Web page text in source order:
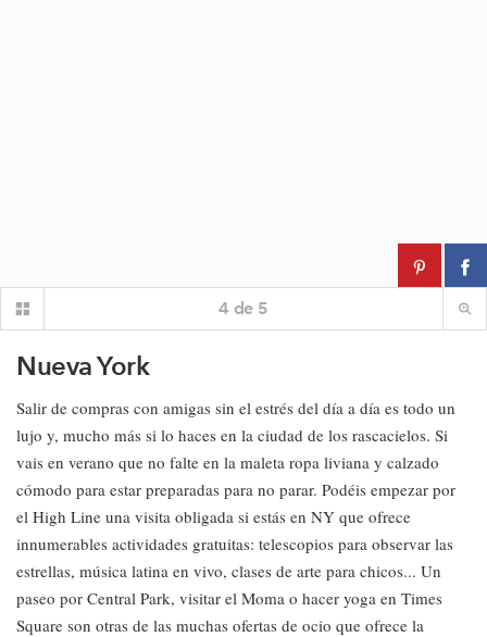
4 de 5
Nueva York
Salir de compras con amigas sin el estrés del día a día es todo un
lujo y, mucho más si lo haces en la ciudad de los rascacielos. Si
vais en verano que no falte en la maleta ropa liviana y calzado
cómodo para estar preparadas para no parar. Podéis empezar por
el High Line una visita obligada si estás en NY que ofrece
innumerables actividades gratuitas: telescopios para observar las
estrellas, música latina en vivo, clases de arte para chicos... Un
paseo por Central Park, visitar el Moma o hacer yoga en Times
Square son otras de las muchas ofertas de ocio que ofrece la